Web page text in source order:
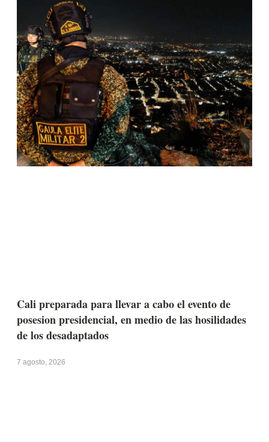
Cali preparada para llevar a cabo el evento de
posesion presidencial, en medio de las hosilidades
de los desadaptados
7 agosto, 2026